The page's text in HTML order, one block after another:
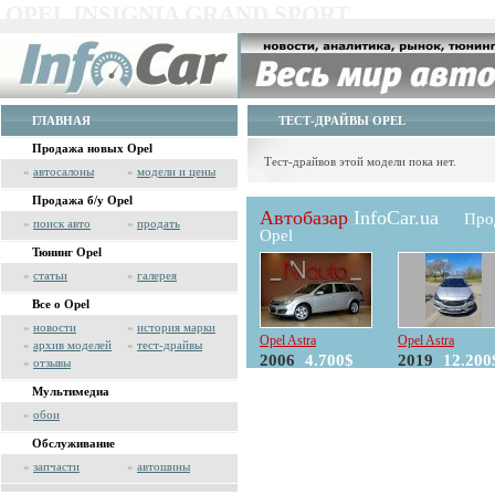
ГЛАВНАЯ
Продажа новых Opel
» автосалоны » модели и цены
Продажа б/у Opel
» поиск авто » продать
Тюнинг Opel
» статьи » галерея
Все о Opel
» новости » история марки
» архив моделей » тест-драйвы
» отзывы
Мультимедиа
» обои
Обслуживание
» запчасти » автошины
ТЕСТ-ДРАЙВЫ OPEL
Тест-драйвов этой модели пока нет.
Автобазар InfoCar.ua
Opel
Opel Astra
2006 4.700$
Opel Astra
2019